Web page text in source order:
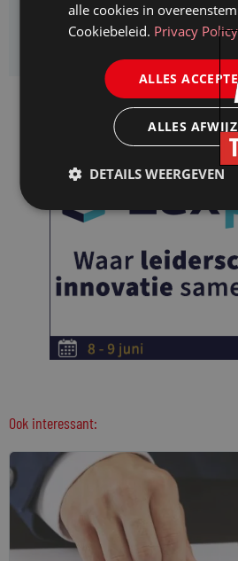
Enexis zoekt een
Rentmeester midden- en hoogspanning
Ook interessant:
alle cookies in
Cookiebeleid. Privacy Policy
ALLES
ALLES
DETAILS WEERGEVEN